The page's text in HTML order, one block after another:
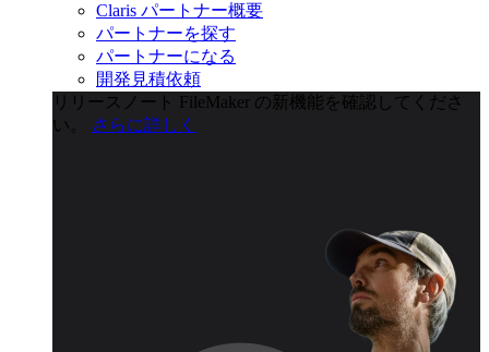
Claris パートナー概要
パートナーを探す
パートナーになる
開発見積依頼
リリースノート
FileMaker の新機能を確認してくださ
い。
さらに詳しく